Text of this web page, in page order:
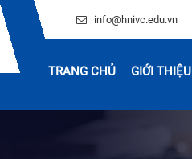
info@hnivc.edu.vn
TRANG CHỦ GIỚI THIỆU